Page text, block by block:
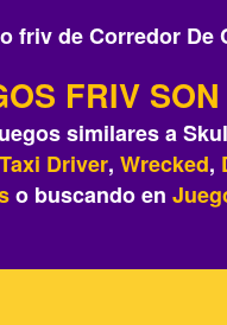
friv de Corredor
FRIV
similares a
Driver, Wrecked,
o buscando en